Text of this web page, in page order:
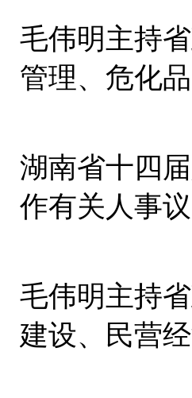
毛伟明主持
管理、危化
湖南省十四
作有关人事
毛伟明主持
建设、民营